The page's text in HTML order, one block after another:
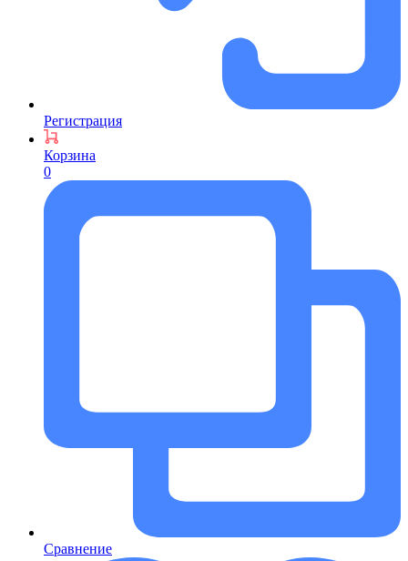
Регистрация
Корзина
0
Сравнение